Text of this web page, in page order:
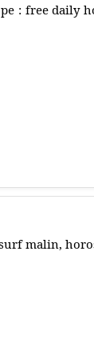
: free daily
malin,